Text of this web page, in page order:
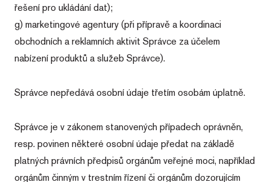
řešení pro ukládání dat);
g) marketingové agentury (při přípravě a koordinaci
obchodních a reklamních aktivit Správce za účelem
nabízení produktů a služeb Správce).
Správce nepředává osobní údaje třetím osobám úplatně.
Správce je v zákonem stanovených případech oprávněn,
resp. povinen některé osobní údaje předat na základě
platných právních předpisů orgánům veřejné moci, například
orgánům činným v trestním řízení či orgánům dozorujícím